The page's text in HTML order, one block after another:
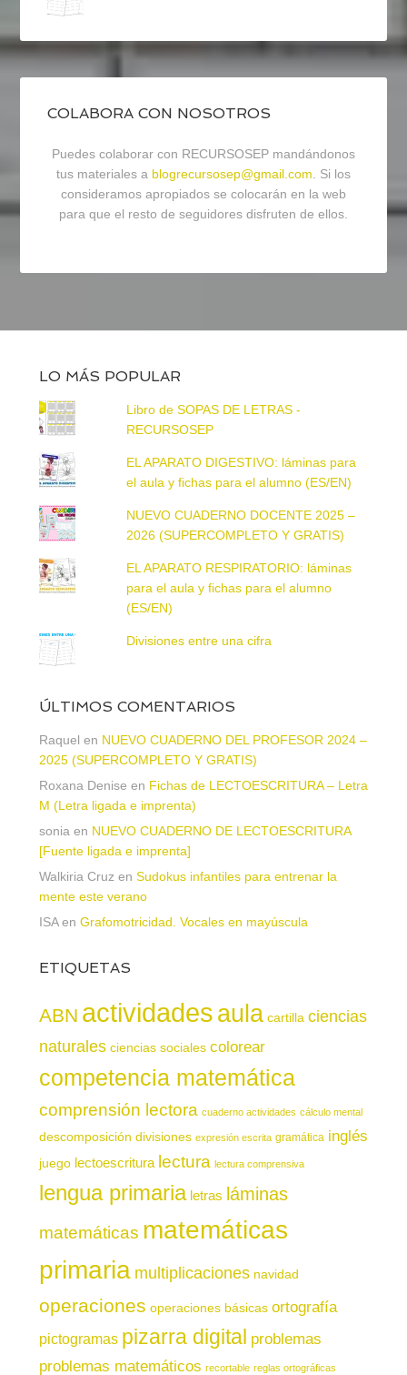
COLABORA CON NOSOTROS
Puedes colaborar con RECURSOSEP mandándonos
tus materiales a blogrecursosep@gmail.com. Si los
consideramos apropiados se colocarán en la web
para que el resto de seguidores disfruten de ellos.
LO MÁS POPULAR
Libro de SOPAS DE LETRAS -
RECURSOSEP
EL APARATO DIGESTIVO: láminas para
el aula y fichas para el alumno (ES/EN)
NUEVO CUADERNO DOCENTE 2025 –
2026 (SUPERCOMPLETO Y GRATIS)
EL APARATO RESPIRATORIO: láminas
para el aula y fichas para el alumno
(ES/EN)
Divisiones entre una cifra
ÚLTIMOS COMENTARIOS
Raquel en NUEVO CUADERNO DEL PROFESOR 2024 –
2025 (SUPERCOMPLETO Y GRATIS)
Roxana Denise en Fichas de LECTOESCRITURA – Letra
M (Letra ligada e imprenta)
sonia en NUEVO CUADERNO DE LECTOESCRITURA
[Fuente ligada e imprenta]
Walkiria Cruz en Sudokus infantiles para entrenar la
mente este verano
ISAen Grafomotricidad. Vocales en mayúscula
ETIQUETAS
ABN actividadesaula cartilla ciencias
naturales ciencias sociales colorear
competencia matemática
comprensión lectora cuaderno actividades cálculo mental
descomposición divisiones expresión escrita gramática inglés
juego lectoescritura lectura lectura comprensiva
lengua primaria letras láminas
matemáticas matemáticas
primaria multiplicaciones navidad
operaciones operaciones básicas ortografía
pictogramas pizarra digital problemas
problemas matemáticos recortable reglas ortográficas